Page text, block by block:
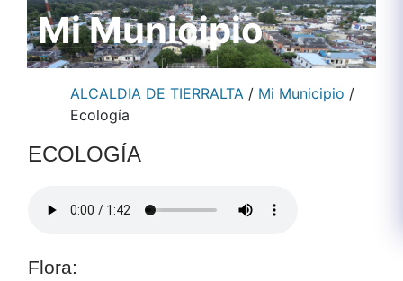
Mi Municipio
ALCALDIA DE TIERRALTA / Mi Municipio /
Ecología
​ECOLOGÍA
Flora: